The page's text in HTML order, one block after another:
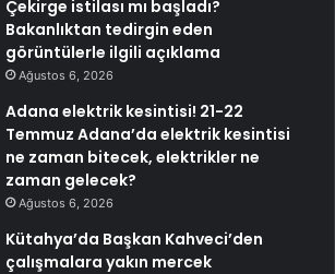
Çekirge istilası mı başladı?
Bakanlıktan tedirgin eden
görüntülerle ilgili açıklama
Ağustos 6, 2026
Adana elektrik kesintisi! 21-22
Temmuz Adana’da elektrik kesintisi
ne zaman bitecek, elektrikler ne
zaman gelecek?
Ağustos 6, 2026
Kütahya’da Başkan Kahveci’den
çalışmalara yakın mercek